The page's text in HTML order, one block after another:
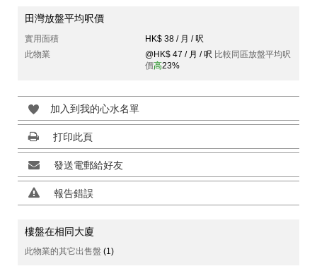
田灣放盤平均呎價
實用面積
HK$ 38 / 月 / 呎
此物業
@HK$ 47 / 月 / 呎 比較同區放盤平均呎
價高23%
加入到我的心水名單
打印此頁
發送電郵給好友
報告錯誤
樓盤在相同大廈
此物業的其它出售盤 (1)